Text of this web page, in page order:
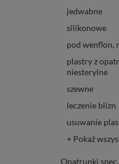
jedwabne
silikonowe
pod wenflon,
plastry z
niesterylne
szewne
leczenie blizn
usuwanie
+ Pokaż
Opatrunki